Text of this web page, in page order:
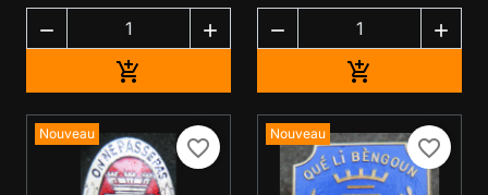
 

 

Nouveau
favorite_border
Nouveau
favorite_border